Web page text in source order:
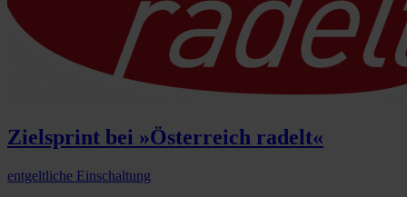
Zielsprint bei »Österreich radelt«
entgeltliche Einschaltung